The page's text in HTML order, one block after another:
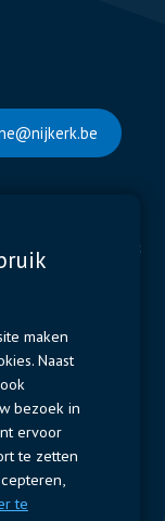
Solutions
& Fuses
maken
Naast
bezoek in
ervoor
te zetten
te